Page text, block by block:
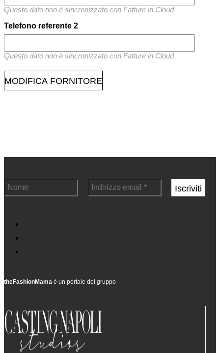
Questo dato non è sincronizzato con Fatture in Cloud
Telefono referente 2
Questo dato non è sincronizzato con Fatture in Cloud
theFashionMama è un portale del gruppo